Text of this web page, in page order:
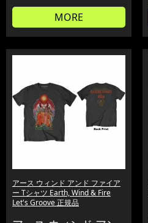
MORE
アース ウィンド アンド ファイア
ー Tシャツ Earth, Wind & Fire
Let's Groove 正規品